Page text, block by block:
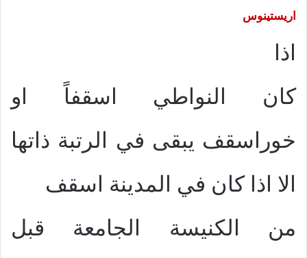
اريستينوس
اذا
كان النواطي اسقفاً او
خوراسقف يبقى في الرتبة ذاتها
الا اذا كان في المدينة اسقف
من الكنيسة الجامعة قبل